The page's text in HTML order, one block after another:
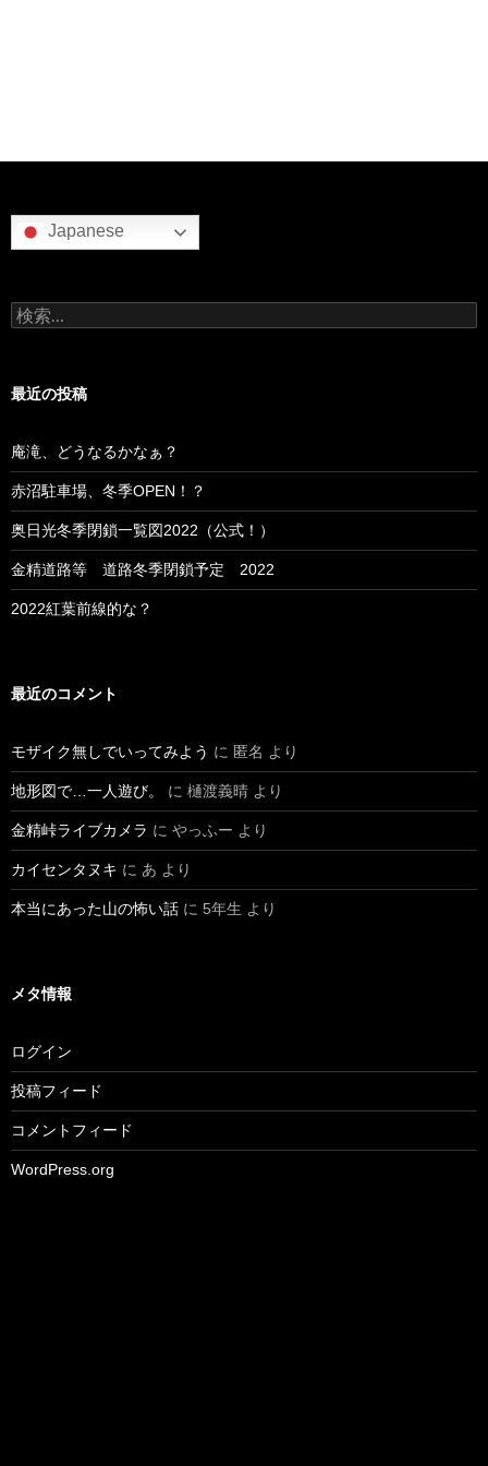
Japanese
検
索:
最近の投稿
庵滝、どうなるかなぁ？
赤沼駐車場、冬季OPEN！？
奥日光冬季閉鎖一覧図2022（公式！）
金精道路等 道路冬季閉鎖予定 2022
2022紅葉前線的な？
最近のコメント
モザイク無しでいってみよう に 匿名 より
地形図で…一人遊び。 に 樋渡義晴 より
金精峠ライブカメラ に やっふー より
カイセンタヌキ に あ より
本当にあった山の怖い話 に 5年生 より
メタ情報
ログイン
投稿フィード
コメントフィード
WordPress.org